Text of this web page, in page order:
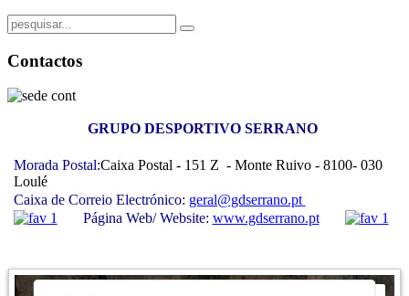
Contactos
GRUPO DESPORTIVO SERRANO
Morada Postal:Caixa Postal - 151 Z - Monte Ruivo - 8100- 030
Loulé
Caixa de Correio Electrónico: geral@gdserrano.pt
Página Web/ Website: www.gdserrano.pt
For development purposes only For development